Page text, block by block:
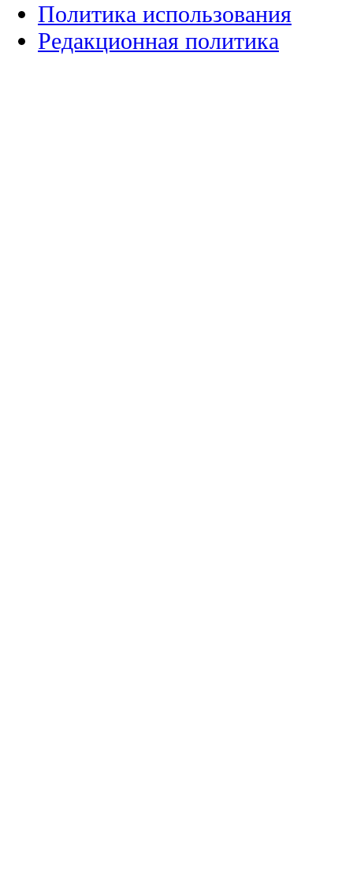
Политика использования
Редакционная политика